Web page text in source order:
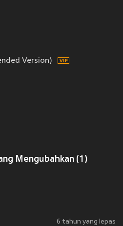
Version)
Mengubahkan (1)
6 tahun yang lepas